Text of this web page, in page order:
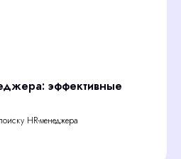
эффективные
HR-менеджера